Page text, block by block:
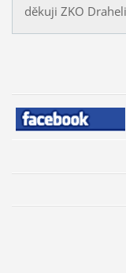
děkuji ZKO